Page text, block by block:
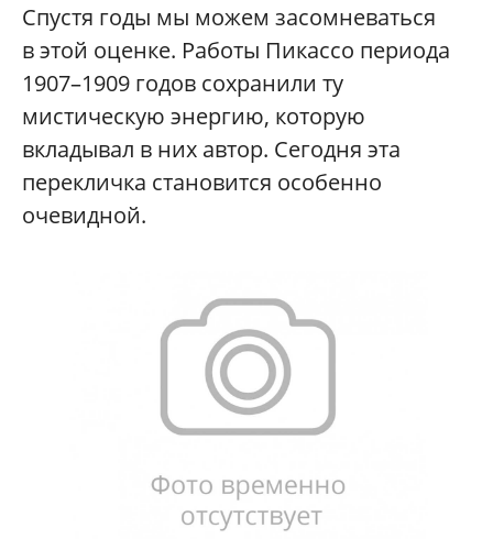
Спустя годы мы можем засомневаться
в этой оценке. Работы Пикассо периода
1907–1909 годов сохранили ту
мистическую энергию, которую
вкладывал в них автор. Сегодня эта
перекличка становится особенно
очевидной.